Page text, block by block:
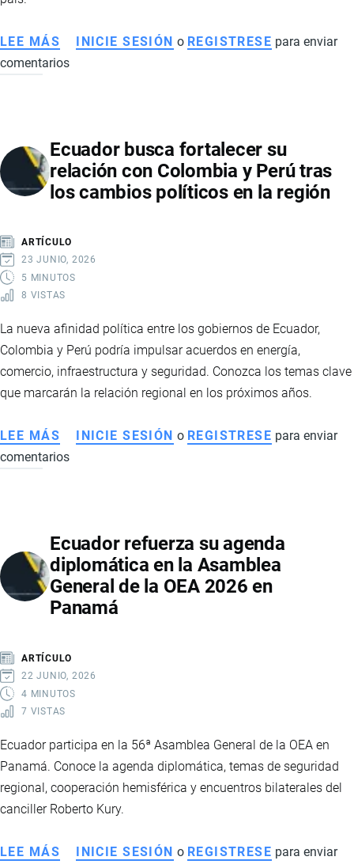
LEE MÁS SOBRE
ECUADOR
DE
INVERSIONES
EN
CON
CANADÁ
BAJO
CONDICIONES
CONSTITUCIONALES
INICIE SESIÓN o REGISTRESE para enviar
comentarios
Ecuador busca fortalecer su
relación con Colombia y Perú tras
los cambios políticos en la región
ARTÍCULO
23 JUNIO, 2026
5 MINUTOS
8 VISTAS
La nueva afinidad política entre los gobiernos de Ecuador,
Colombia y Perú podría impulsar acuerdos en energía,
comercio, infraestructura y seguridad. Conozca los temas clave
que marcarán la relación regional en los próximos años.
LEE MÁS SOBRE
ECUADOR
RELACIÓN
CON
COLOMBIA
Y
LOS
CAMBIOS
POLÍTICOS
INICIE SESIÓN o REGISTRESE para enviar
comentarios
Ecuador refuerza su agenda
diplomática en la Asamblea
General de la OEA 2026 en
Panamá
ARTÍCULO
22 JUNIO, 2026
4 MINUTOS
7 VISTAS
Ecuador participa en la 56ª Asamblea General de la OEA en
Panamá. Conoce la agenda diplomática, temas de seguridad
regional, cooperación hemisférica y encuentros bilaterales del
canciller Roberto Kury.
LEE MÁS SOBRE
INICIE SESIÓN o REGISTRESE para enviar